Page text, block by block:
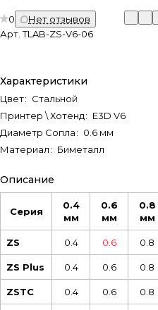
0
Нет отзывов
Арт.TLAB-ZS-V6-06
Характеристики
Цвет: Стальной
Принтер \ Хотенд: E3D V6
Диаметр Сопла: 0.6 мм
Материал: Биметалл
Описание
Серия
0.4
мм
0.6
мм
0.8
мм
ZS 0.4 0.6 0.8
ZS Plus 0.4 0.6 0.8
ZSTC 0.4 0.6 0.8